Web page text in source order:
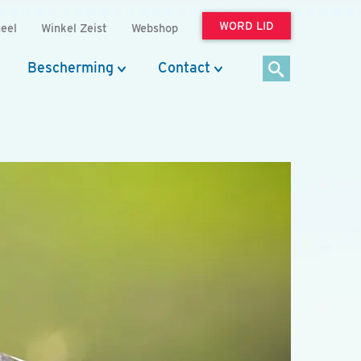
Winkel Zeist Webshop WORD LID
Bescherming Contact